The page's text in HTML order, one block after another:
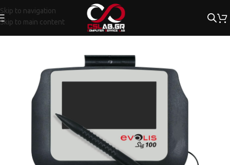
Skip to navigation
Skip to main content